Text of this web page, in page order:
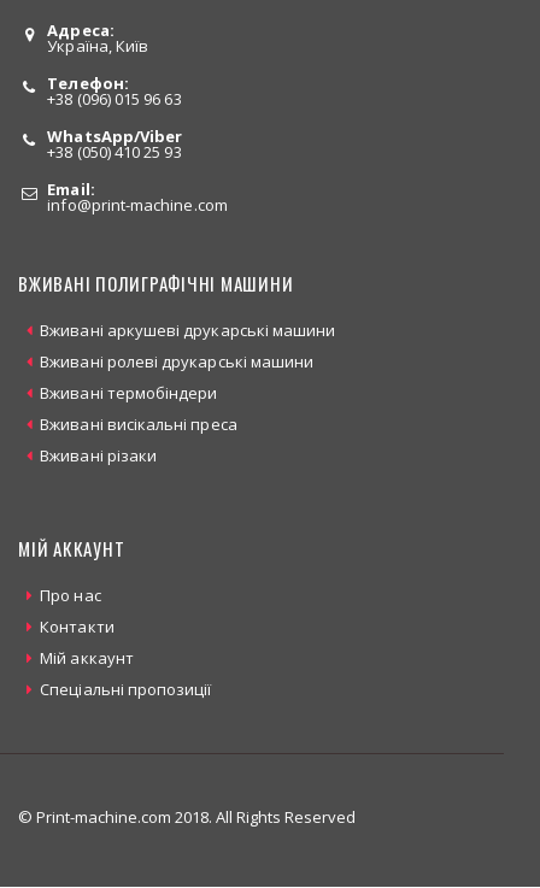
Адреса:
Україна, Київ
Телефон:
+38 (096) 015 96 63
WhatsApp/Viber
+38 (050) 410 25 93
Email:
info@print-machine.com
ВЖИВАНІ ПОЛИГРАФІЧНІ МАШИНИ
Вживані аркушеві друкарські машини
Вживані ролеві друкарські машини
Вживані термобіндери
Вживані висікальні преса
Вживані різаки
МІЙ АККАУНТ
Про нас
Контакти
Мій аккаунт
Спеціальні пропозиції
© Print-machine.com 2018. All Rights Reserved